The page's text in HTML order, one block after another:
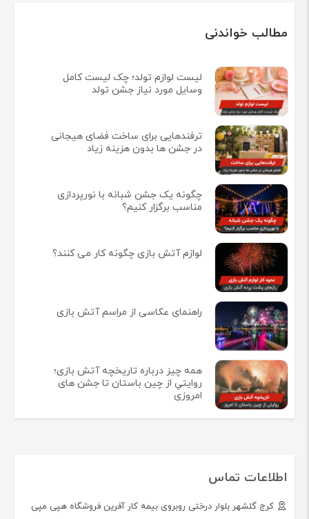
مطالب خواندنی
لیست لوازم تولد؛ چک لیست کامل
وسایل مورد نیاز جشن تولد
ترفندهایی برای ساخت فضای هیجانی
در جشن ها بدون هزینه زیاد
چگونه یک جشن شبانه با نورپردازی
مناسب برگزار کنیم؟
لوازم آتش بازی چگونه کار می کنند؟
راهنمای عکاسی از مراسم آتش بازی
همه چيز درباره تاريخچه آتش بازی؛
روايتي از چين باستان تا جشن های
امروزی
اطلاعات تماس
کرج گلشهر بلوار درختی روبروی بیمه کار آفرین فروشگاه هپی مپی